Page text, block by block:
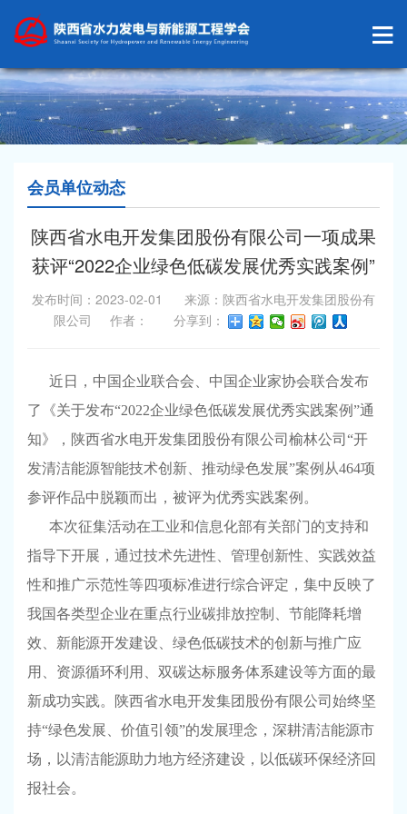
会员单位动态
陕西省水电开发集团股份有限公司一项成果
获评“2022企业绿色低碳发展优秀实践案例”
发布时间：2023-02-01 来源：陕西省水电开发集团股份有
限公司 作者： 分享到：
近日，中国企业联合会、中国企业家协会联合发布
了《关于发布“2022企业绿色低碳发展优秀实践案例”通
知》，陕西省水电开发集团股份有限公司榆林公司“开
发清洁能源智能技术创新、推动绿色发展”案例从464项
参评作品中脱颖而出，被评为优秀实践案例。
本次征集活动在工业和信息化部有关部门的支持和
指导下开展，通过技术先进性、管理创新性、实践效益
性和推广示范性等四项标准进行综合评定，集中反映了
我国各类型企业在重点行业碳排放控制、节能降耗增
效、新能源开发建设、绿色低碳技术的创新与推广应
用、资源循环利用、双碳达标服务体系建设等方面的最
新成功实践。陕西省水电开发集团股份有限公司 始终坚
持“绿色发展、价值引领”的发展理念，深耕清洁能源市
场，以清洁能源助力地方经济建设，以低碳环保经济回
报社会。